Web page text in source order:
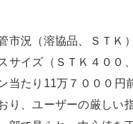
市況（溶協品、ＳＴＫ
サイズ（ＳＴＫ４００
当たり11万７０００円
り、ユーザーの厳しい